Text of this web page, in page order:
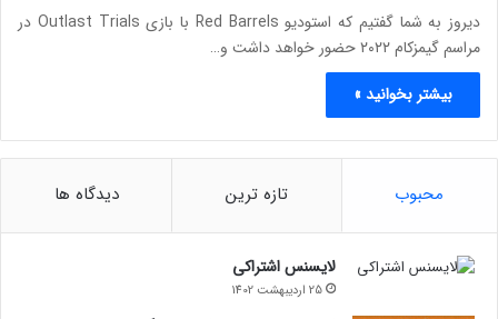
دیروز به شما گفتیم که استودیو Red Barrels با بازی Outlast Trials در
مراسم گیمزکام ۲۰۲۲ حضور خواهد داشت و…
بیشتر بخوانید »
محبوب تازه ترین دیدگاه ها
لایسنس اشتراکی
25 اردیبهشت 1402